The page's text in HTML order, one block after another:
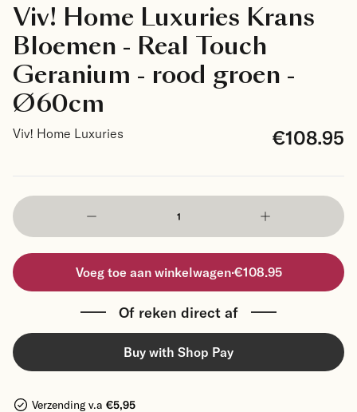
Viv! Home Luxuries Krans
Bloemen - Real Touch
Geranium - rood groen -
Ø60cm
Viv! Home Luxuries €108.95
Voeg toe aan winkelwagen·€108.95
Of reken direct af
Buy with Shop Pay
Verzending v.a €5,95